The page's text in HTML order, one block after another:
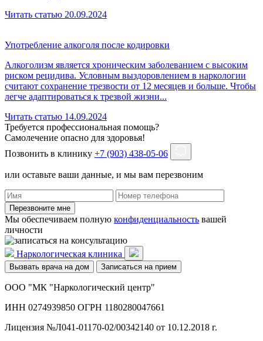
Читать статью 20.09.2024
Употребление алкоголя после кодировки
Алкоголизм является хроническим заболеванием с высоким
риском рецидива. Условным выздоровлением в наркологии
считают сохранение трезвости от 12 месяцев и больше. Чтобы
легче адаптироваться к трезвой жизни...
Читать статью 14.09.2024
Требуется профессиональная помощь?
Самолечение опасно для здоровья!
Позвонить в клинику +7 (903) 438-05-06
или оставьте ваши данные, и мы вам перезвоним
Перезвоните мне
Мы обеспечиваем полную конфиденциальность вашей
личности
Наркологическая клиника
Вызвать врача на дом Записаться на прием
ООО "МК "Наркологический центр"
ИНН 0274939850 ОГРН 1180280047661
Лицензия №Л041-01170-02/00342140 от 10.12.2018 г.